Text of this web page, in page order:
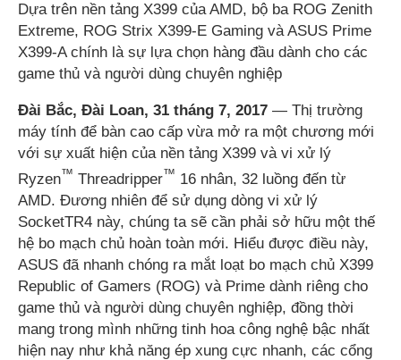
Dựa trên nền tảng X399 của AMD, bộ ba ROG Zenith
Extreme, ROG Strix X399-E Gaming và ASUS Prime
X399-A chính là sự lựa chọn hàng đầu dành cho các
game thủ và người dùng chuyên nghiệp
Đài Bắc, Đài Loan, 31 tháng 7, 2017 — Thị trường
máy tính để bàn cao cấp vừa mở ra một chương mới
với sự xuất hiện của nền tảng X399 và vi xử lý
Ryzen™ Threadripper™ 16 nhân, 32 luồng đến từ
AMD. Đương nhiên để sử dụng dòng vi xử lý
SocketTR4 này, chúng ta sẽ cần phải sở hữu một thế
hệ bo mạch chủ hoàn toàn mới. Hiểu được điều này,
ASUS đã nhanh chóng ra mắt loạt bo mạch chủ X399
Republic of Gamers (ROG) và Prime dành riêng cho
game thủ và người dùng chuyên nghiệp, đồng thời
mang trong mình những tinh hoa công nghệ bậc nhất
hiện nay như khả năng ép xung cực nhanh, các cổng